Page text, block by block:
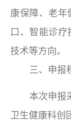
康保障、老年
口、智能诊
技术等方向。
三、申报
本次申报
卫生健康科创